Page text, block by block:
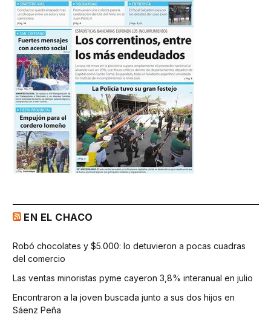
EN EL CHACO
Robó chocolates y $5.000: lo detuvieron a pocas cuadras
del comercio
Las ventas minoristas pyme cayeron 3,8% interanual en julio
Encontraron a la joven buscada junto a sus dos hijos en
Sáenz Peña